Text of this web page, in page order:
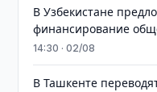
В Узбекистане
финансирование
14:30 · 02/08
В Ташкенте